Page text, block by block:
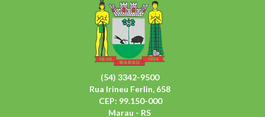
(54) 3342-9500
Rua Irineu Ferlin, 658
CEP: 99.150-000
Marau - RS